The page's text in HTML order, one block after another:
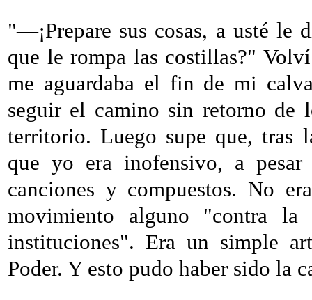
"―¡Prepare sus cosas, a usté le
que le rompa las costillas?"
me aguardaba el fin de mi
seguir el camino sin retorno de
territorio. Luego supe que, tras
que yo era inofensivo, a
canciones y compuestos. No
movimiento alguno "contra
instituciones". Era un simple
Poder. Y esto pudo haber sido la